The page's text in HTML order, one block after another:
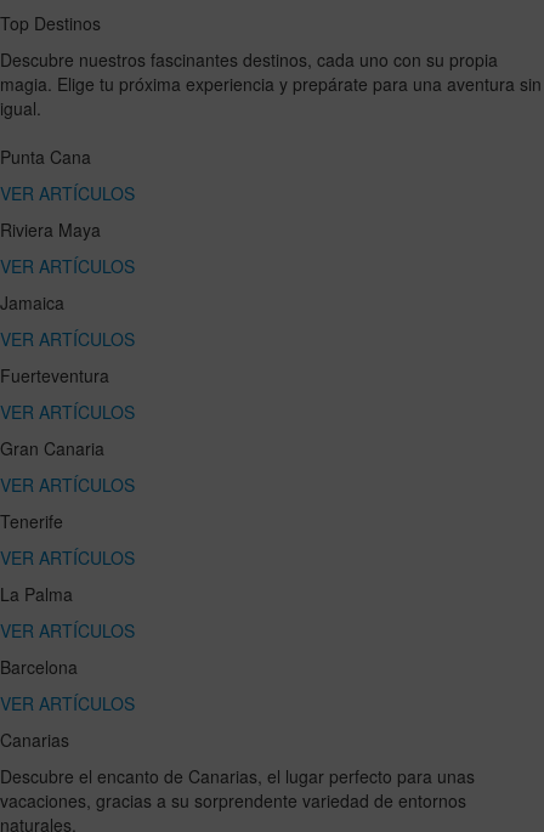
Top Destinos
Descubre nuestros fascinantes destinos, cada uno con su propia
magia. Elige tu próxima experiencia y prepárate para una aventura sin
igual.
Punta Cana
VER ARTÍCULOS
Riviera Maya
VER ARTÍCULOS
Jamaica
VER ARTÍCULOS
Fuerteventura
VER ARTÍCULOS
Gran Canaria
VER ARTÍCULOS
Tenerife
VER ARTÍCULOS
La Palma
VER ARTÍCULOS
Barcelona
VER ARTÍCULOS
Canarias
Descubre el encanto de Canarias, el lugar perfecto para unas
vacaciones, gracias a su sorprendente variedad de entornos
naturales.